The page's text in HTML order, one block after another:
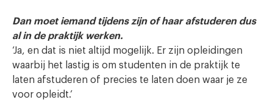
Dan moet iemand tijdens zijn of haar afstuderen dus
al in de praktijk werken.
‘Ja, en dat is niet altijd mogelijk. Er zijn opleidingen
waarbij het lastig is om studenten in de praktijk te
laten afstuderen of precies te laten doen waar je ze
voor opleidt.’